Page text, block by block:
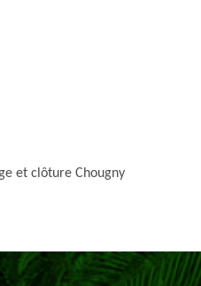
et clôture Chougny